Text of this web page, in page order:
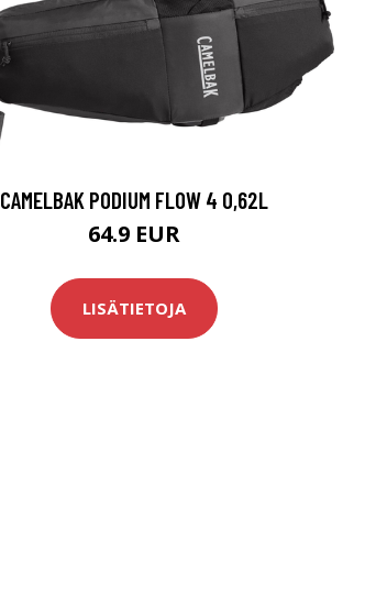
CAMELBAK PODIUM FLOW 4 0,62L
64.9 EUR
LISÄTIETOJA